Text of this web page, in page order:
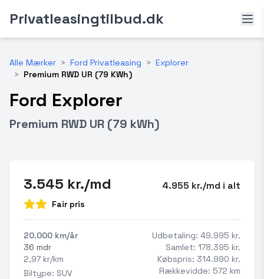
Privatleasingtilbud.dk
Alle Mærker > Ford Privatleasing > Explorer
> Premium RWD UR (79 KWh)
Ford Explorer
Premium RWD UR (79 kWh)
3.545 kr./md 4.955 kr./md i alt
Fair pris
20.000 km/år
36 mdr
2,97 kr/km
Biltype: SUV
Udbetaling: 49.995 kr.
Samlet: 178.395 kr.
Købspris: 314.990 kr.
Rækkevidde: 572 km